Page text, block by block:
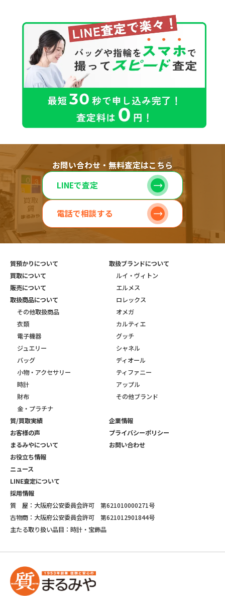
お問い合わせ・無料査定はこちら
LINEで査定
電話で相談する
質預かりについて
買取について
販売について
取扱商品について
その他取扱商品
衣類
電子機器
ジュエリー
バッグ
小物・アクセサリー
時計
財布
金・プラチナ
取扱ブランドについて
ルイ・ヴィトン
エルメス
ロレックス
オメガ
カルティエ
グッチ
シャネル
ディオール
ティファニー
アップル
その他ブランド
質/買取実績
お客様の声
まるみやについて
お役立ち情報
ニュース
LINE査定について
採用情報
企業情報
プライバシーポリシー
お問い合わせ
質 屋：大阪府公安委員会許可 第621010000271号
古物商：大阪府公安委員会許可 第621012901844号
主たる取り扱い品目：時計・宝飾品